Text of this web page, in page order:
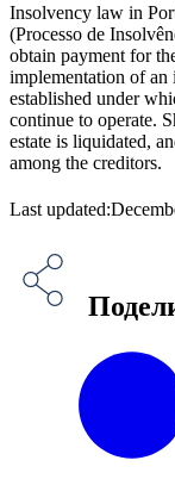
Insolvency law in
(Processo de
obtain payment for
implementation of an
established under
continue to operate.
estate is liquidated,
among the creditors.
Last